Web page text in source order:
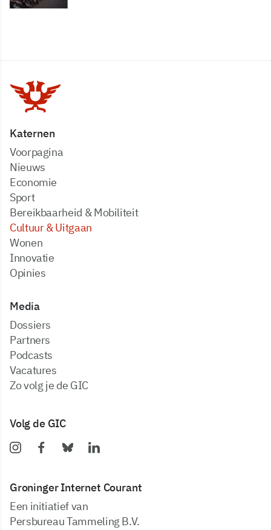
Katernen
Voorpagina
Nieuws
Economie
Sport
Bereikbaarheid & Mobiliteit
Cultuur & Uitgaan
Wonen
Innovatie
Opinies
Media
dossiers
partners
podcasts
vacatures
zo volg je de GIC
Volg de GIC
Groninger Internet Courant
Een initiatief van
Persbureau Tammeling B.V.